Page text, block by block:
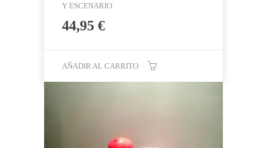
Y ESCENARIO
44,95 €
AÑADIR AL CARRITO